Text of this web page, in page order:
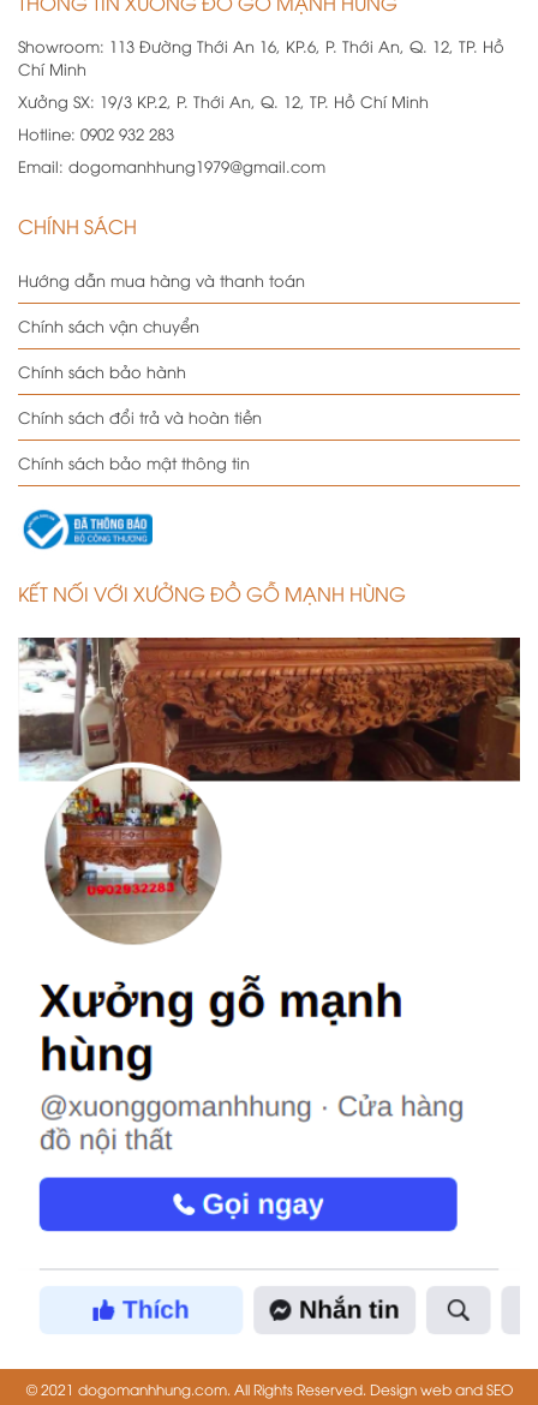
Showroom: 113 Đường Thới An 16, KP.6, P. Thới An, Q. 12, TP. Hồ
Chí Minh
Xưởng SX: 19/3 KP.2, P. Thới An, Q. 12, TP. Hồ Chí Minh
Hotline: 0902 932 283
Email: dogomanhhung1979@gmail.com
CHÍNH SÁCH
Hướng dẫn mua hàng và thanh toán
Chính sách vận chuyển
Chính sách bảo hành
Chính sách đổi trả và hoàn tiền
Chính sách bảo mật thông tin
KẾT NỐI VỚI XƯỞNG ĐỒ GỖ MẠNH HÙNG
© 2021 dogomanhhung.com. All Rights Reserved. Design web and SEO